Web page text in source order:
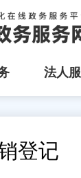
法人
登记